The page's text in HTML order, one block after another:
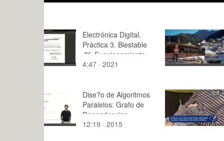
Electrónica Digital.
Práctica 3. Biestable
JK. Funcionamiento
(datasheet) y
4:47 · 2021
a
0:07 · 2015
Dise?o de Algoritmos
Paralelos: Grafo de
Dependencias
12:19 · 2015
Pantallas
LevanteTV
2:01 · 2015